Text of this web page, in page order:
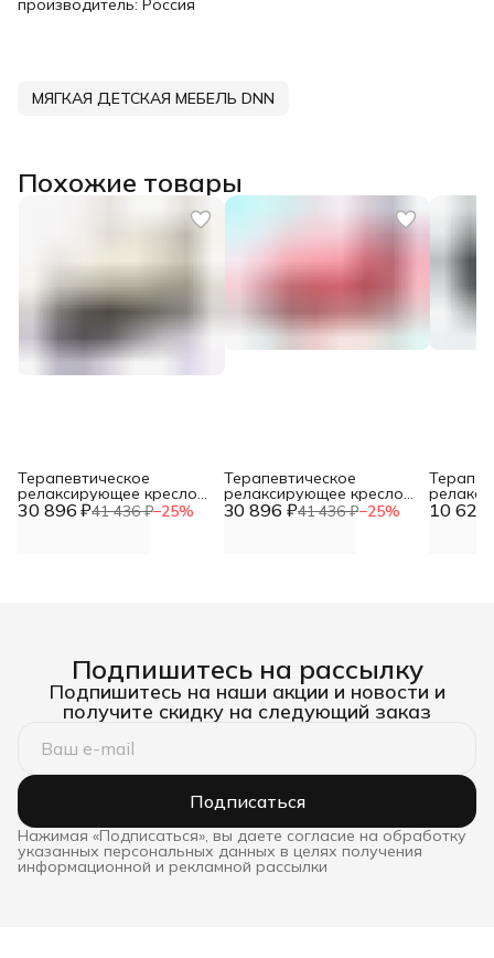
производитель: Россия
МЯГКАЯ ДЕТСКАЯ МЕБЕЛЬ DNN
Похожие товары
30 896 ₽41 436 ₽−25%
Терапевтическое
релаксирующее кресло
Кубик Взрослый - 30 896 ₽41 436 ₽−25%
Терапевтическое
релаксирующее кресло
Кубик Взрослый - 10 624
Кубик
Подпишитесь на рассылку
Подпишитесь на наши акции и новости и
получите скидку на следующий заказ
Подписаться
Нажимая «Подписаться», вы даете согласие на обработку
указанных персональных данных в целях получения
информационной и рекламной рассылки